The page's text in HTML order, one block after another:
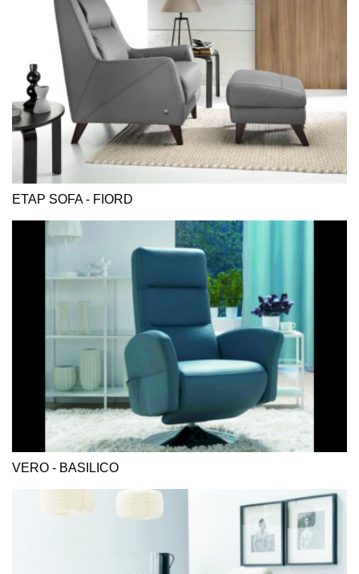
ETAP SOFA - FIORD
VERO - BASILICO